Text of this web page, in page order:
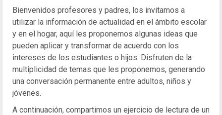
Bienvenidos profesores y padres, los invitamos a
utilizar la información de actualidad en el ámbito escolar
y en el hogar, aquí les proponemos algunas ideas que
pueden aplicar y transformar de acuerdo con los
intereses de los estudiantes o hijos. Disfruten de la
multiplicidad de temas que les proponemos, generando
una conversación permanente entre adultos, niños y
jóvenes.
A continuación, compartimos un ejercicio de lectura de un